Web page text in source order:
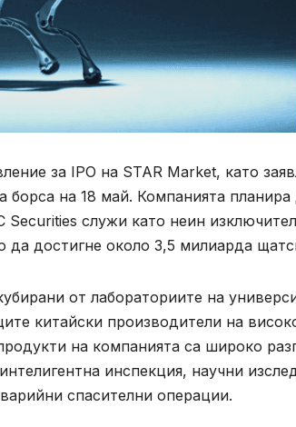
за IPO на STAR Market, като
на 18 май. Компанията планира
служи като неин
да достигне около 3,5 милиарда
от лабораториите на
китайски производители на
на компанията са широко
инспекция, научни
спасителни операции.